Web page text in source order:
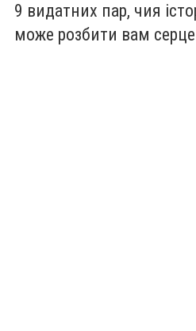
9 видатних пар, чия
може розбити вам серце